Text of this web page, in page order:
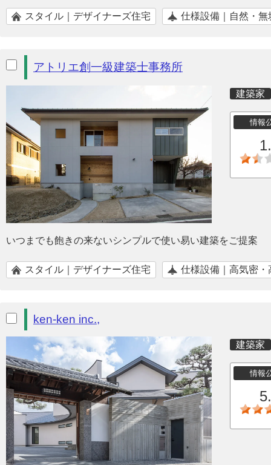
スタイル｜デザイナーズ住宅 仕様設備｜自然・無
アトリエ創一級建築士事務所
建築家
情報
いつまでも飽きの来ないシンプルで使い易い建築をご提案
スタイル｜デザイナーズ住宅 仕様設備｜高気密・
ken-ken inc.,
建築家
情報